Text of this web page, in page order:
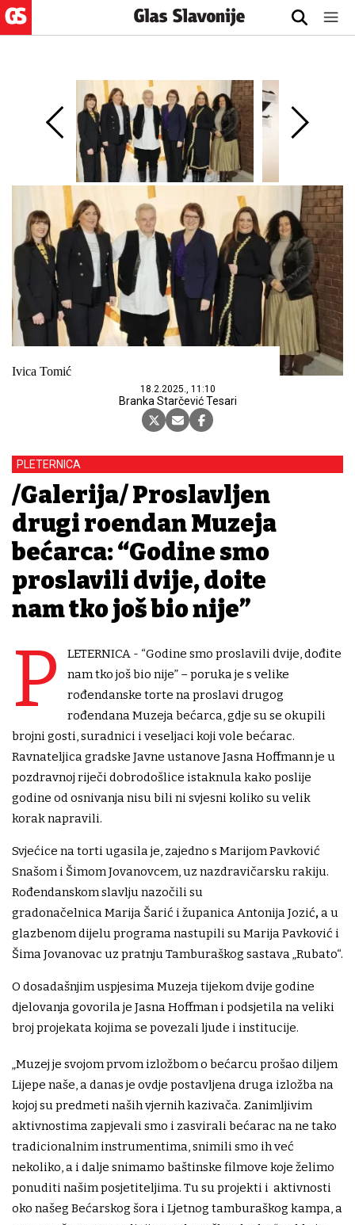
Ivica Tomić
18.2.2025., 11:10
Branka Starčević Tesari
PLETERNICA
/Galerija/ Proslavljen
drugi rođendan Muzeja
bećarca: “Godine smo
proslavili dvije, dođite
nam tko još bio nije”
P
LETERNICA - “Godine smo proslavili dvije, dođite
nam tko još bio nije” – poruka je s velike
rođendanske torte na proslavi drugog
rođendana Muzeja bećarca, gdje su se okupili
brojni gosti, suradnici i veseljaci koji vole bećarac.
Ravnateljica gradske Javne ustanove Jasna Hoffmann je u
pozdravnoj riječi dobrodošlice istaknula kako poslije
godine od osnivanja nisu bili ni svjesni koliko su velik
korak napravili.
Svjećice na torti ugasila je, zajedno s Marijom Pavković
Snašom i Šimom Jovanovcem, uz nazdravičarsku rakiju.
Rođendanskom slavlju nazočili su
gradonačelnica Marija Šarić i županica Antonija Jozić,a u
glazbenom dijelu programa nastupili su Marija Pavković i
Šima Jovanovac uz pratnju Tamburaškog sastava „Rubato“.
O dosadašnjim uspjesima Muzeja tijekom dvije godine
djelovanja govorila je Jasna Hoffman i podsjetila na veliki
broj projekata kojima se povezali ljude i institucije.
„Muzej je svojom prvom izložbom o bećarcu prošao diljem
Lijepe naše, a danas je ovdje postavljena druga izložba na
kojoj su predmeti naših vjernih kazivača. Zanimljivim
aktivnostima zapjevali smo i zasvirali bećarac na ne tako
tradicionalnim instrumentima, snimili smo ih već
nekoliko, a i dalje snimamo baštinske filmove koje želimo
ponuditi našim posjetiteljima. Tu su projekti i aktivnosti
oko našeg Bećarskog šora i Ljetnog tamburaškog kampa, a